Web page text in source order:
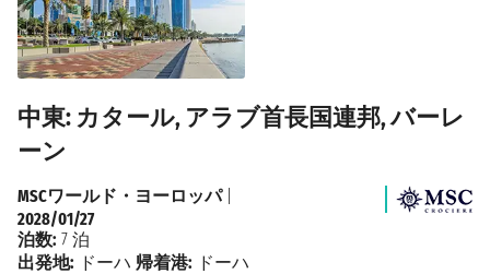
中東: カタール, アラブ首長国連邦, バーレ
ーン
MSCワールド・ヨーロッパ|
2028/01/27
泊数: 7 泊
出発地: ドーハ 帰着港: ドーハ